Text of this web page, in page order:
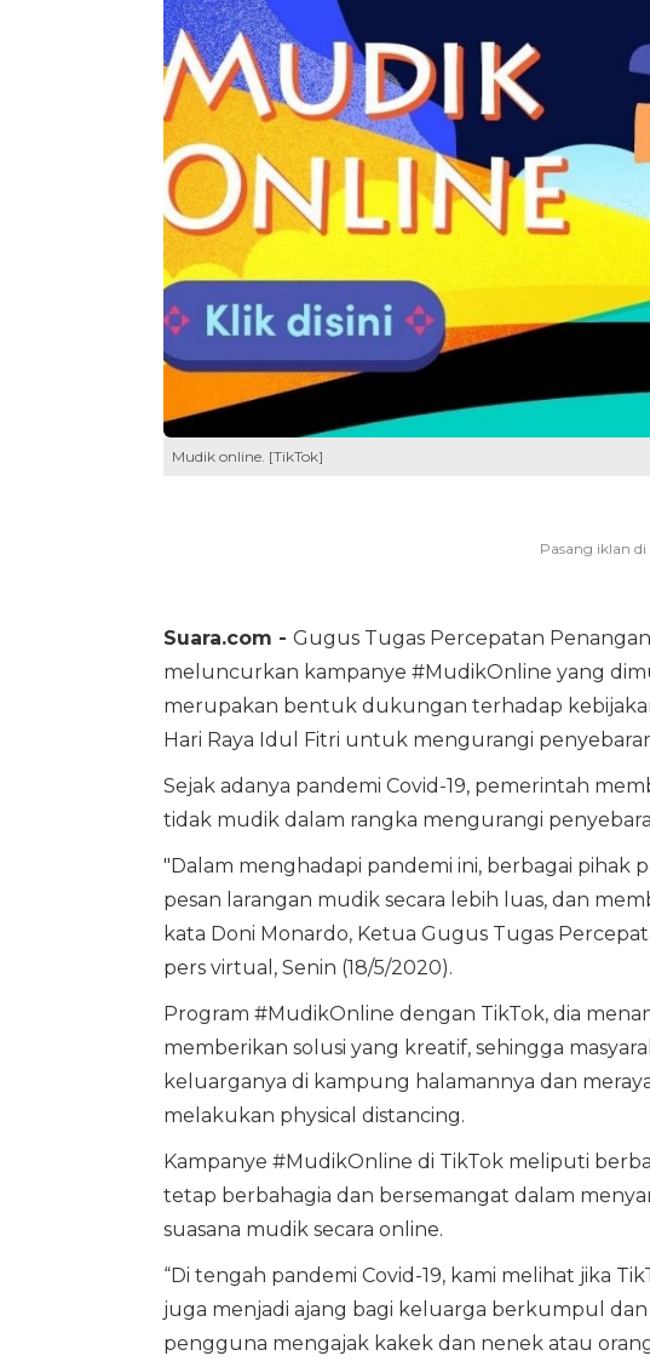
Mudik online. [TikTok]
Suara.com - Gugus Tugas Percepatan
meluncurkan kampanye #MudikOnline yang
merupakan bentuk dukungan terhadap
Hari Raya Idul Fitri untuk mengurangi
Sejak adanya pandemi Covid-19, pemerintah
tidak mudik dalam rangka mengurangi
"Dalam menghadapi pandemi ini, berbagai
pesan larangan mudik secara lebih luas, dan
kata Doni Monardo, Ketua Gugus Tugas
pers virtual, Senin (18/5/2020).
Program #MudikOnline dengan TikTok, dia
memberikan solusi yang kreatif, sehingga
keluarganya di kampung halamannya dan
melakukan physical distancing.
Kampanye #MudikOnline di TikTok meliputi
tetap berbahagia dan bersemangat dalam
suasana mudik secara online.
“Di tengah pandemi Covid-19, kami melihat jika
juga menjadi ajang bagi keluarga berkumpul dan
pengguna mengajak kakek dan nenek atau